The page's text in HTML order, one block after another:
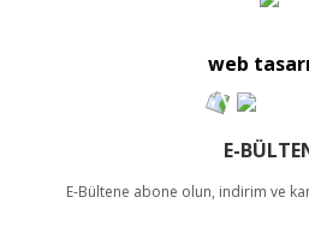
web
E-
E-Bültene abone olun, indirim ve